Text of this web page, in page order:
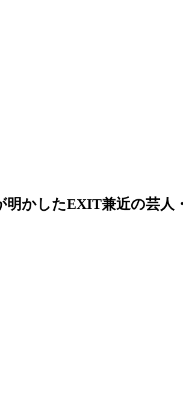
明かしたEXIT兼近の芸人